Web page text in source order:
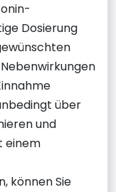
Dosierung
über
und
einem
können Sie